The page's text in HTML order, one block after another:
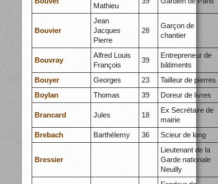
Mathieu
Bouvier
Jean
Jacques
Pierre
28
Garçon de
chantier
Bouvray
Alfred Louis
François
39
Entrepreneur de
bâtiments
Bouyer
Georges 23
Tailleur de pierres
Boylan
Thomas 39 Doreur de livres
Brancard Jules 18
Ex Secrétaire de
mairie
Brebach
Barthélemy 36 Scieur de long
Bressier
Lieutenant de la
Garde nationale
Neuilly